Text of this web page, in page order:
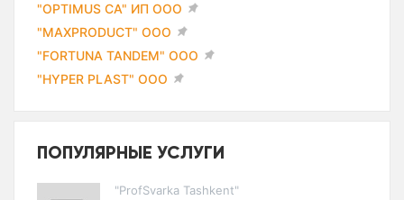
"OPTIMUS CA" ИП ООО
"MAXPRODUCT" ООО
"FORTUNA TANDEM" ООО
"HYPER PLAST" ООО
ПОПУЛЯРНЫЕ УСЛУГИ
"ProfSvarka Tashkent"